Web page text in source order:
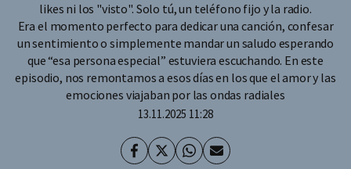
likes ni los "visto". Solo tú, un teléfono fijo y la radio.
Era el momento perfecto para dedicar una canción, confesar
un sentimiento o simplemente mandar un saludo esperando
que “esa persona especial” estuviera escuchando. En este
episodio, nos remontamos a esos días en los que el amor y las
emociones viajaban por las ondas radiales
13.11.2025 11:28
Facebook
TwitterWhatsapp
Enviar